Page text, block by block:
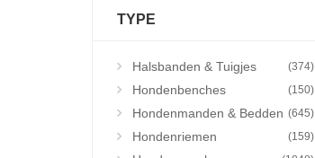
TYPE
Halsbanden & Tuigjes (374)
Hondenbenches (150)
Hondenmanden & Bedden (645)
Hondenriemen (159)